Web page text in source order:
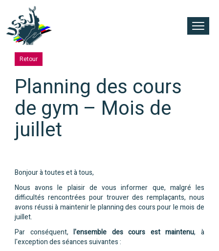
Retour
Planning des cours
de gym – Mois de
juillet
Bonjour à toutes et à tous,
Nous avons le plaisir de vous informer que, malgré les
difficultés rencontrées pour trouver des remplaçants, nous
avons réussi à maintenir le planning des cours pour le mois de
juillet.
Par conséquent,l'ensemble des cours est maintenu, à
l'exception des séances suivantes :